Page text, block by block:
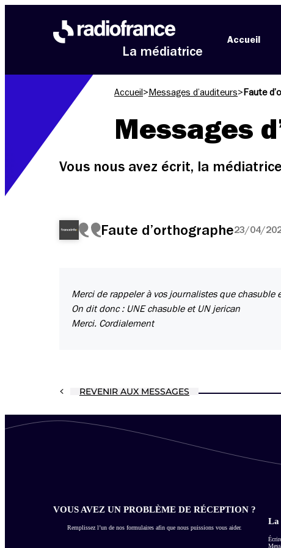
La médiatrice
Accueil
Accueil > Messages d’auditeurs> Faute
Messages
Vous nous avez écrit, la
Faute d’orthographe23/04/
Merci de rappeler à vos journalistes que
On dit donc : UNE chasuble et UN jerican
Merci. Cordialement
REVENIR AUX MESSAGES
VOUS AVEZ UN PROBLÈME DE RÉCEPTION ?
Remplissez l’un de nos formulaires afin que nous puissions vous aider.
La